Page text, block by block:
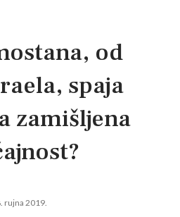
od
spaja
zamišljena
rujna 2019.